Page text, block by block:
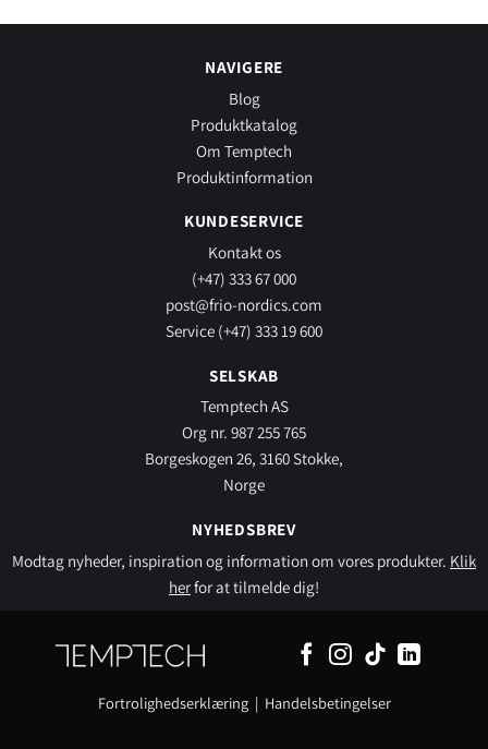
NAVIGERE
Blog
Produktkatalog
Om Temptech
Produktinformation
KUNDESERVICE
Kontakt os
(+47) 333 67 000
post@frio-nordics.com
Service (+47) 333 19 600
SELSKAB
Temptech AS
Org nr. 987 255 765
Borgeskogen 26, 3160 Stokke,
Norge
NYHEDSBREV
Modtag nyheder, inspiration og information om vores produkter. Klik
herfor at tilmelde dig!
Fortrolighedserklæring| Handelsbetingelser